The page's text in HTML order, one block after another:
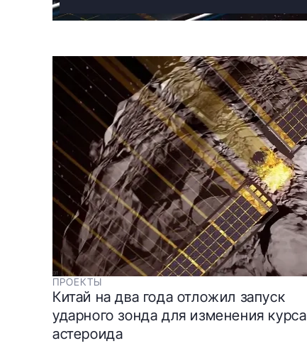
ПРОЕКТЫ
Китай на два года отложил запуск
ударного зонда для изменения курса
астероида